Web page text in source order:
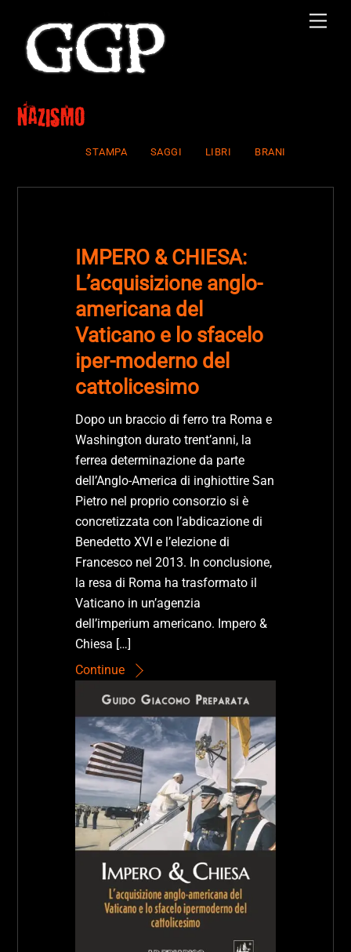
content
nazismo
STAMPA SAGGI LIBRI BRANI
IMPERO & CHIESA:
L’acquisizione anglo-
americana del
Vaticano e lo sfacelo
iper-moderno del
cattolicesimo
Dopo un braccio di ferro tra Roma e
Washington durato trent’anni, la
ferrea determinazione da parte
dell’Anglo-America di inghiottire San
Pietro nel proprio consorzio si è
concretizzata con l’abdicazione di
Benedetto XVI e l’elezione di
Francesco nel 2013. In conclusione,
la resa di Roma ha trasformato il
Vaticano in un’agenzia
dell’imperium americano. Impero &
Chiesa […]
Continue